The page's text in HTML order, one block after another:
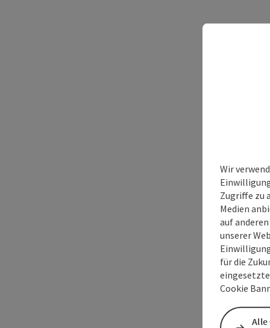
Wir
Zugriffe zu
Medien
auf
unserer
für die
Cookie
Alle